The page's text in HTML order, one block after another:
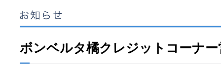
ボンベルタ橘クレジットコーナ